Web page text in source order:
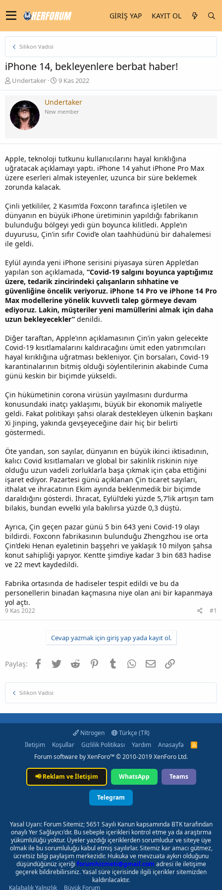
GIRIŞ YAP KAYIT OL
Silikon Vadisi
iPhone 14, bekleyenlere berbat haber!
K
o
u
u
a
l
a
t
a
Undertaker
B
a
l
a
ı
t
a
r
i
9 Kas 2022
Undertaker
New member
Apple, teknoloji tutkunu kullanıcılarını hayal kırıklığına
uğratacak açıklamayı yaptı. iPhone 14 yahut iPhone Pro Max
üzere eserleri almak isteyenler, uzunca bir süre beklemek
zorunda kalacak.
Çinli yetkililer, 2 Kasım’da Foxconn tarafınca işletilen ve
dünyanın en büyük iPhone üretiminin yapıldığı fabrikanın
bulunduğu bölgeyi yedi gün boyunca kilitledi. Apple’ın
duyurusu, Çin’in sıfır Covid’e olan taahhüdünü bir dahalemesi
ile geldi.
Eylül ayında yeni iPhone serisini piyasaya süren Apple’dan
yapılan son açıklamada, “Covid-19 salgını boyunca yaptığımız
üzere, tedarik zincirindeki çalışanların sıhhatine ve
güvenliğine öncelik veriyoruz. iPhone 14 Pro ve iPhone 14 Pro
Max modellerine yönelik kuvvetli talep görmeye devam
ediyoruz. Lakin, müşteriler yeni mamüllerini almak için daha
uzun bekleyecekler” denildi.
Diğer taraftan, Apple’ınn açıklamasının Çin’in yakın gelecekte
Covid-19 kısıtlamalarını kaldıracağını ümit eden yatırımcıları
hayal kırıklığına uğratması bekleniyor. Çin borsaları, Covid-19
karantinalarının bitmiş olduği söylentilerinin akabinde Cuma
günü keskin bir biçimde yükseldi.
Çin hükümetinin corona virüsün yayılmasını durdurma
konusundaki inatçı yaklaşımı, büyük bir ekonomik maliyetle
geldi. Fakat politikayı şahsi olarak destekleyen ülkenin başkanı
Xi Jinping, yakında gevşeyeceğine dair hiç bir belirti
göstermedi.
Öte yandan, son sayılar, dünyanın en büyük ikinci iktisadının,
kalıcı Covid kısıtlamaları ve global bir sakinlik riskinin niye
olduğu uzun vadeli zorluklarla başa çıkmak için çaba ettiğini
işaret ediyor. Pazartesi günü açıklanan Çin ticaret sayıları,
ithalat ve ihracatının Ekim ayında beklenmedik bir biçimde
daraldığını gösterdi. İhracat, Eylül’deki yüzde 5,7’lik artışın tam
bilakis, bundan evvelki yıla bakılırsa yüzde 0,3 düştü.
Ayrıca, Çin geçen pazar günü 5 bin 643 yeni Covid-19 olayı
bildirdi. Foxconn fabrikasının bulunduğu Zhengzhou ise orta
Çin’deki Henan eyaletinin başşehri ve yaklaşık 10 milyon şahsa
konut sahipliği yapıyor. Kentte şimdiye kadar 3 bin 683 hadise
ve 22 mevt kaydedildi.
Fabrika ortasında de hadiseler tespit edildi ve bu da
personellerin binadan kaçmasına niye olan ani bir kapanmaya
yol açtı.
9 Kas 2022 #1
Cevap yazmak için giriş yap yada kayıt ol.
Paylaş: Facebook
TwitterReddit PinterestTumblrWhatsApp
E-postaLink
Silikon Vadisi
Nitrogen
Türkçe (TR)
İletişim
Koşullar Gizlilik Politikası Yardım Anasayfa
R
S
Forum software by XenForo™© 2010-2019 XenForo Ltd.
📢Reklam ve İletişim WhatsApp Teams
Telegram
Yasal Uyarı: Forum Sitemiz; 5651 Sayılı Kanun kapsamında BTK tarafından
onaylı Yer Sağlayıcı'dır. Bu sebeple içerikleri kontrol etme ya da araştırma
yükümlülüğü yoktur. Üyeler yazdığı içeriklerden sorumludur ve siteye üye
olmak ile bu sorumluluğu kabul etmiş sayılırlar. Sitemiz kar amacı gütmez,
ücretsiz bilgi paylaşım merkezidir. Hukuka ve mevzuata aykırı olduğunu
düşündüğünüz içeriği forumhizmeti@gmail.com adresi ile iletişime
geçerek bildirebilirsiniz. Yasal süre içerisinde ilgili içerikler sitemizden
kaldırılacaktır.
Kalabalık Yalnızlık
Büyük Forum